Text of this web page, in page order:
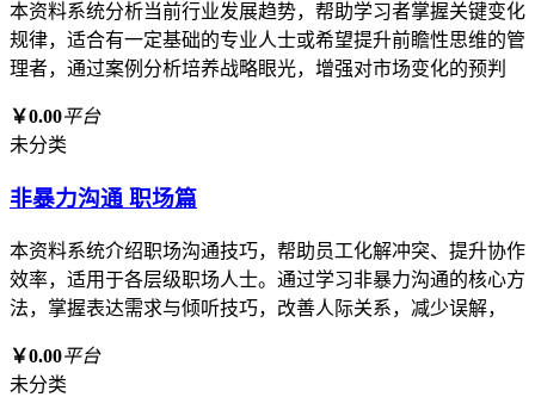
本资料系统分析当前行业发展趋势，帮助学习者掌握关键变化
规律，适合有一定基础的专业人士或希望提升前瞻性思维的管
理者，通过案例分析培养战略眼光，增强对市场变化的预判
￥0.00平台
未分类
非暴力沟通 职场篇
本资料系统介绍职场沟通技巧，帮助员工化解冲突、提升协作
效率，适用于各层级职场人士。通过学习非暴力沟通的核心方
法，掌握表达需求与倾听技巧，改善人际关系，减少误解，
￥0.00平台
未分类